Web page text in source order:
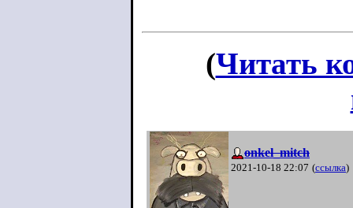
(Читать
onkel_mitch
2021-10-18 22:07 (ссылка)